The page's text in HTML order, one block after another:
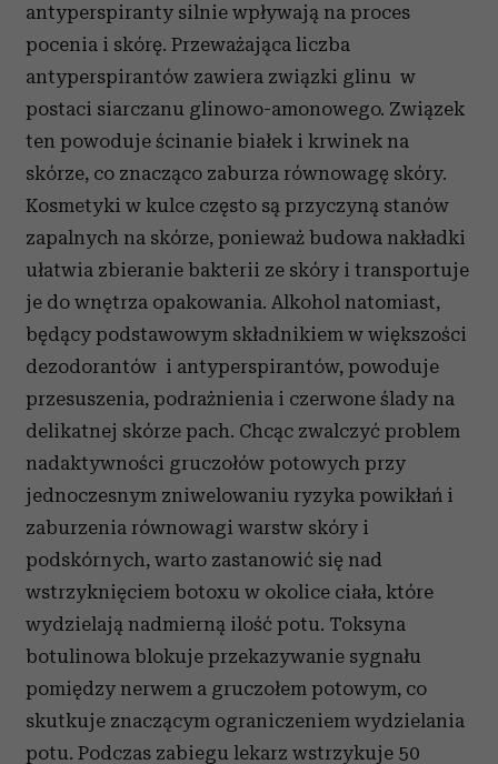
antyperspiranty silnie wpływają na proces
pocenia i skórę. Przeważająca liczba
antyperspirantów zawiera związki glinu w
postaci siarczanu glinowo-amonowego. Związek
ten powoduje ścinanie białek i krwinek na
skórze, co znacząco zaburza równowagę skóry.
Kosmetyki w kulce często są przyczyną stanów
zapalnych na skórze, ponieważ budowa nakładki
ułatwia zbieranie bakterii ze skóry i transportuje
je do wnętrza opakowania. Alkohol natomiast,
będący podstawowym składnikiem w większości
dezodorantów i antyperspirantów, powoduje
przesuszenia, podrażnienia i czerwone ślady na
delikatnej skórze pach. Chcąc zwalczyć problem
nadaktywności gruczołów potowych przy
jednoczesnym zniwelowaniu ryzyka powikłań i
zaburzenia równowagi warstw skóry i
podskórnych, warto zastanowić się nad
wstrzyknięciem botoxu w okolice ciała, które
wydzielają nadmierną ilość potu. Toksyna
botulinowa blokuje przekazywanie sygnału
pomiędzy nerwem a gruczołem potowym, co
skutkuje znaczącym ograniczeniem wydzielania
potu. Podczas zabiegu lekarz wstrzykuje 50